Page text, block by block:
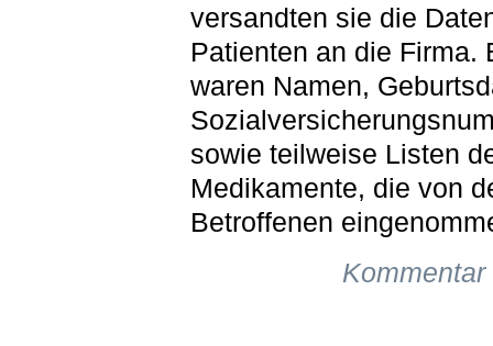
versandten sie die
Patienten an die Firma.
waren Namen,
sowie teilweise Listen
Medikamente, die von
Betroffenen